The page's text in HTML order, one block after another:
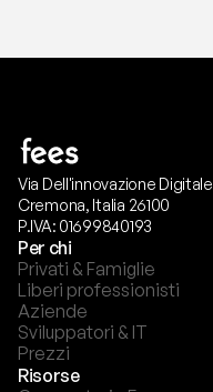
Via Dell'innovazione Digitale
Cremona, Italia 26100
P.IVA: 01699840193
Per chi
Privati & Famiglie
Liberi professionisti
Aziende
Sviluppatori & IT
Prezzi
Risorse